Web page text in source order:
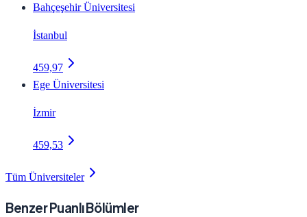
Bahçeşehir Üniversitesi
İstanbul
459,97
Ege Üniversitesi
İzmir
459,53
Tüm Üniversiteler
Benzer Puanlı Bölümler